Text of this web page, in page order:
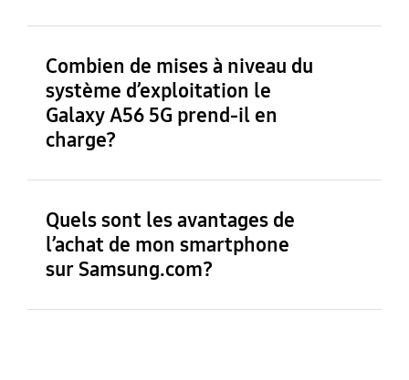
Combien de mises à niveau du
système d’exploitation le
Galaxy A56 5G prend-il en
charge?
Quels sont les avantages de
l’achat de mon smartphone
sur Samsung.com?